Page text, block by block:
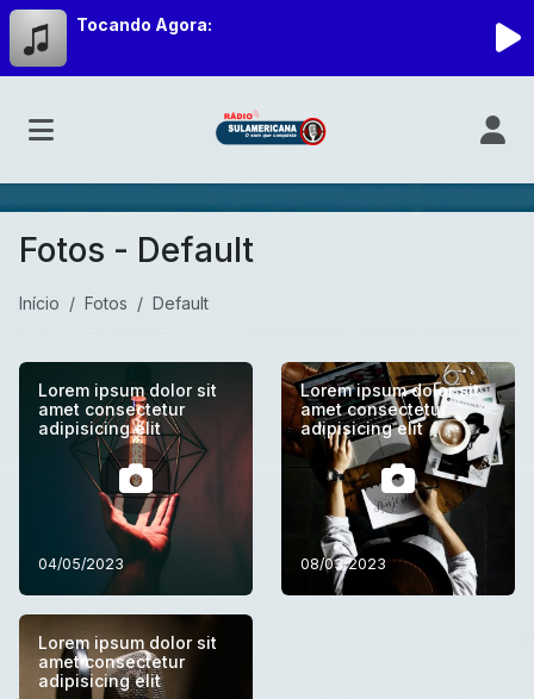
Tocando Agora:
Fotos - Default
Início Fotos Default
Lorem ipsum dolor sit
amet consectetur
adipisicing elit
04/05/2023
Lorem ipsum dolor sit
amet consectetur
adipisicing elit
08/03/2023
Lorem ipsum dolor sit
amet consectetur
adipisicing elit